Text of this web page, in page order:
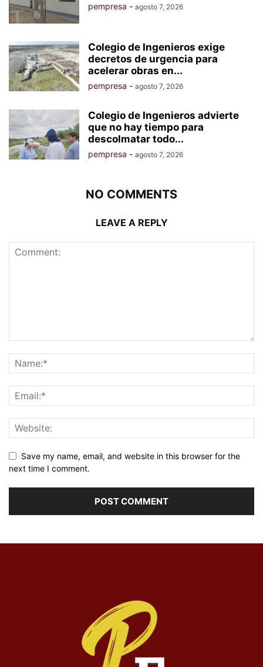
pempresa - agosto 7, 2026
Colegio de Ingenieros exige
decretos de urgencia para
acelerar obras en...
pempresa - agosto 7, 2026
Colegio de Ingenieros advierte
que no hay tiempo para
descolmatar todo...
pempresa - agosto 7, 2026
NO COMMENTS
LEAVE A REPLY
Save my name, email, and website in this browser for the
next time I comment.